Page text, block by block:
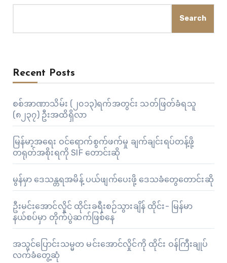
Search
Recent Posts
စစ်အာဏာသိမ်း (၂၀၁၃)ရက်အတွင်း သတ်ဖြတ်ခံရသူ
(၈၂၃၇) ဦးအထိရှိလာ
မြန်မာ့အရေး ဝင်ရောက်စွက်ဖက်မှု ချက်ချင်းရပ်တန့်ဖို့
တရုတ်အစိုးရကို SIF တောင်းဆို
မွန်မှာ ဒေသန္တရအမိန့် ပယ်ဖျက်ပေးဖို့ ဒေသခံတွေတောင်းဆို
ဦးမင်းအောင်လှိုင် ထိုင်းခရီးစဉ်သွားချိန် ထိုင်း- မြန်မာ
နယ်စပ်မှာ တိုက်ပွဲဆက်ဖြစ်နေ
အသွင်ပြောင်းသမ္မတ မင်းအောင်လှိုင်ကို ထိုင်း ဝန်ကြီးချုပ်
လက်ခံတွေ့ဆုံ